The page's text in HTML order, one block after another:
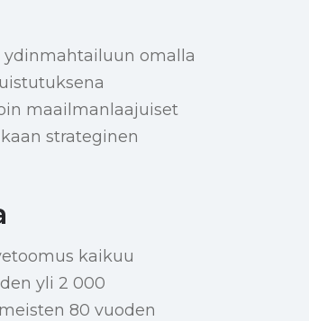
ydinmahtailuun omalla
maailmanlaajuiset
strateginen
kaikuu
yli 2 000
80 vuoden